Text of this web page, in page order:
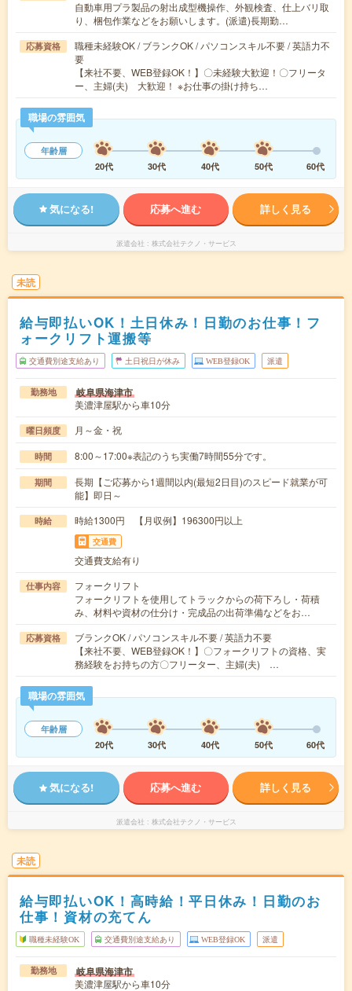
自動車用プラ製品の射出成型機操作、外観検査、仕上バリ取
り、梱包作業などをお願いします。(派遣)長期勤…
応募資格
職種未経験OK / ブランクOK / パソコンスキル不要 / 英語力不
要
【来社不要、WEB登録OK！】〇未経験大歓迎！〇フリータ
ー、主婦(夫) 大歓迎！ ※お仕事の掛け持ち…
職場の雰囲気
年齢層
20代
30代 40代 50代 60代
気になる! 応募へ進む 詳しく見る
派遣会社 株式会社テクノ・サービス
未読
給与即払いOK！土日休み！日勤のお仕事！フ
ォークリフト運搬等
交通費別途支給あり 土日祝日が休み WEB登録OK 派遣
勤務地 岐阜県海津市
美濃津屋駅から車10分
曜日頻度 月～金・祝
時間 8:00～17:00※表記のうち実働7時間55分です。
期間
長期【ご応募から1週間以内(最短2日目)のスピード就業が可
能】即日～
時給 時給1300円 【月収例】196300円以上
交通費
交通費支給有り
仕事内容
フォークリフト
フォークリフトを使用してトラックからの荷下ろし・荷積
み、材料や資材の仕分け・完成品の出荷準備などをお…
応募資格
ブランクOK / パソコンスキル不要 / 英語力不要
【来社不要、WEB登録OK！】〇フォークリフトの資格、実
務経験をお持ちの方〇フリーター、主婦(夫) …
職場の雰囲気
年齢層
20代
30代 40代 50代 60代
気になる! 応募へ進む 詳しく見る
派遣会社 株式会社テクノ・サービス
未読
給与即払いOK！高時給！平日休み！日勤のお
仕事！資材の充てん
職種未経験OK 交通費別途支給あり WEB登録OK 派遣
勤務地 岐阜県海津市
美濃津屋駅から車10分